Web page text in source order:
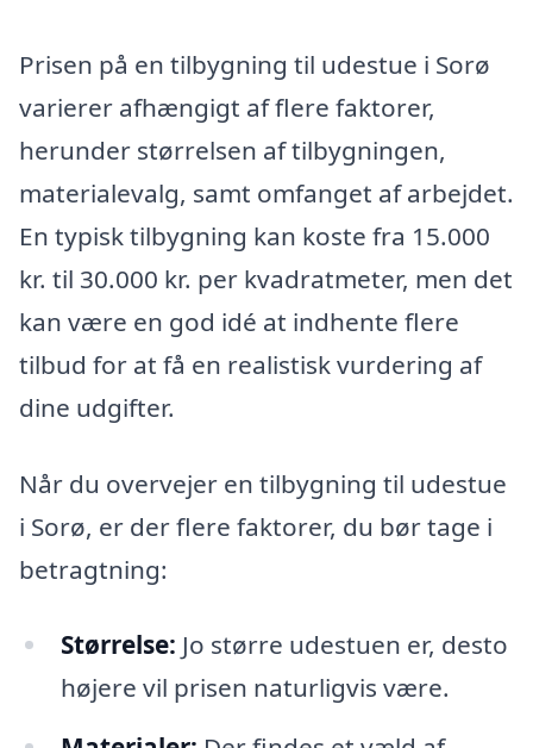
Prisen på en tilbygning til udestue i Sorø
varierer afhængigt af flere faktorer,
herunder størrelsen af tilbygningen,
materialevalg, samt omfanget af arbejdet.
En typisk tilbygning kan koste fra 15.000
kr. til 30.000 kr. per kvadratmeter, men det
kan være en god idé at indhente flere
tilbud for at få en realistisk vurdering af
dine udgifter.
Når du overvejer en tilbygning til udestue
i Sorø, er der flere faktorer, du bør tage i
betragtning:
Størrelse: Jo større udestuen er, desto
højere vil prisen naturligvis være.